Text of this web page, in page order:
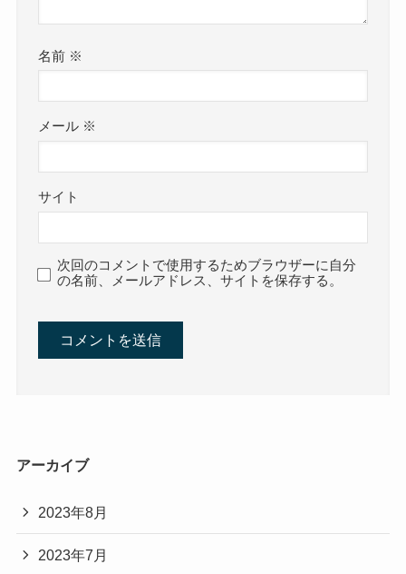
名前 ※
メール ※
サイト
次回のコメントで使用するためブラウザーに自分
の名前、メールアドレス、サイトを保存する。
アーカイブ
2023年8月
2023年7月